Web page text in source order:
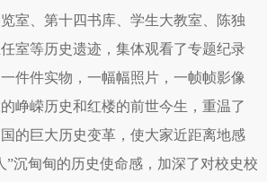
室、第十四书库、学生大教室、陈独
室等历史遗迹，集体观看了专题纪录
件件实物，一幅幅照片，一帧帧影像
峥嵘历史和红楼的前世今生，重温了
国的巨大历史变革，使大家近距离地感
”沉甸甸的历史使命感，加深了对校史校